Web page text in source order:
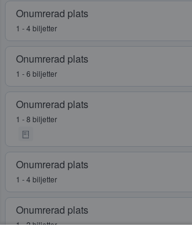
Onumrerad plats
1 - 4 biljetter
Onumrerad plats
1 - 6 biljetter
Onumrerad plats
1 - 8 biljetter
Onumrerad plats
1 - 4 biljetter
Onumrerad plats